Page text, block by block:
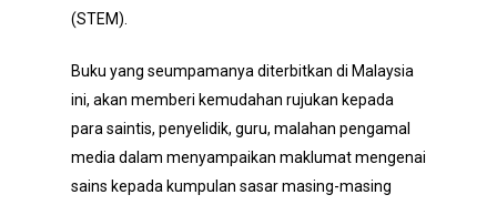
(STEM).
Buku yang seumpamanya diterbitkan di Malaysia
ini, akan memberi kemudahan rujukan kepada
para saintis, penyelidik, guru, malahan pengamal
media dalam menyampaikan maklumat mengenai
sains kepada kumpulan sasar masing-masing